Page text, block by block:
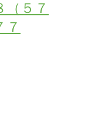
５７
７